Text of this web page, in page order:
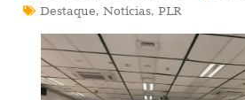
Destaque, Notícias, PLR